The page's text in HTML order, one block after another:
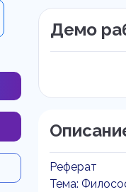
Демо
Реферат
Тема: